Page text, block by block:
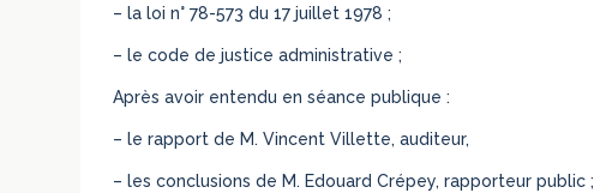
– la loi n° 78-573 du 17 juillet 1978 ;
– le code de justice administrative ;
Après avoir entendu en séance publique :
– le rapport de M. Vincent Villette, auditeur,
– les conclusions de M. Edouard Crépey, rapporteur public ;